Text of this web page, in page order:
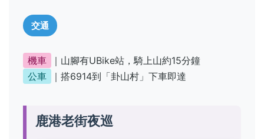
交通
機車
｜山腳有UBike站，騎上山約15分鐘
公車
｜搭6914到「卦山村」下車即達
鹿港老街夜巡